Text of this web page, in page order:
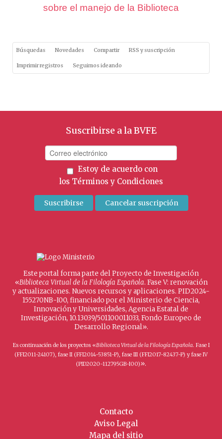
sobre el manejo de la Biblioteca
Búsquedas Novedades Compartir RSS y suscripción
Imprimir registros Seguimos ideando
Suscribirse a la BVFE
Estoy de acuerdo con
los Términos y Condiciones
Este portal forma parte del Proyecto de Investigación
«Biblioteca Virtual de la Filología Española. Fase V: renovación
y actualizaciones. Nuevos recursos y aplicaciones. PID2024-
155270NB-I00, financiado por el Ministerio de Ciencia,
Innovación y Universidades, Agencia Estatal de
Investigación, 10.13039/501100011033, Fondo Europeo de
Desarrollo Regional».
Es continuación de los proyectos «Biblioteca Virtual de la Filología Española. Fase I
(FFI2011-24107), fase II (FFI2014-53851-P), fase III (FFI2017-82437-P) y fase IV
(PID2020-112795GB-I00)».
Contacto
Aviso Legal
Mapa del sitio